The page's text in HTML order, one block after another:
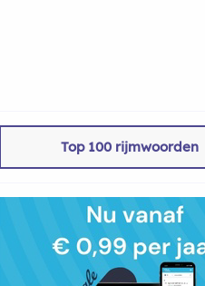
Top 100 rijmwoorden